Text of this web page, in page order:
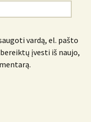
vardą, el. pašto
įvesti iš naujo,